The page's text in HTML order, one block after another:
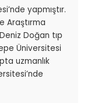
yapmıştır.
Araştırma
Doğan tıp
Üniversitesi
uzmanlık